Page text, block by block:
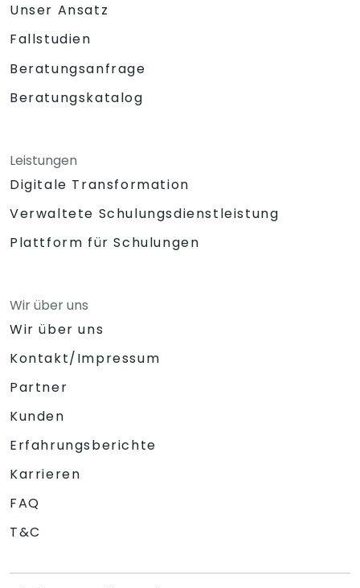
Unser Ansatz
Fallstudien
Beratungsanfrage
Beratungskatalog
Leistungen
Digitale Transformation
Verwaltete Schulungsdienstleistung
Plattform für Schulungen
Wir über uns
Wir über uns
Kontakt/Impressum
Partner
Kunden
Erfahrungsberichte
Karrieren
FAQ
T&C